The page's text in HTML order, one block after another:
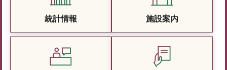
統計情報 施設案内